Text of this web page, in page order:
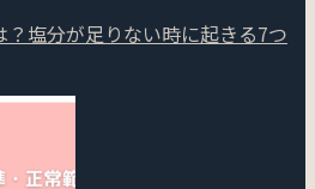
塩分が足りない時に起きる7つ